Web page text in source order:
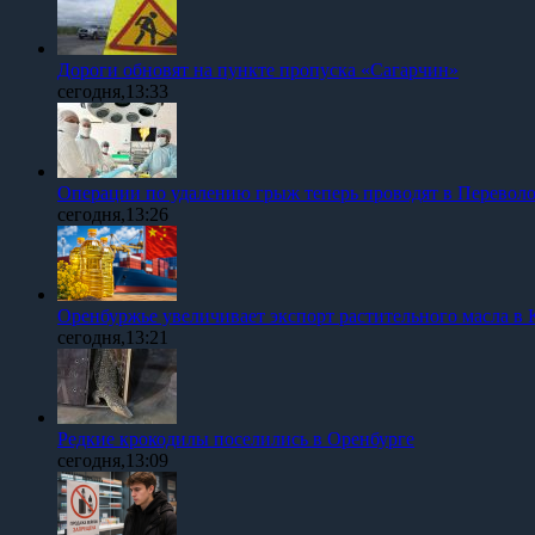
Дороги обновят на пункте пропуска «Сагарчин»
сегодня,13:33
Операции по удалению грыж теперь проводят в
сегодня,13:26
Оренбуржье увеличивает экспорт растительного масла в
сегодня,13:21
Редкие крокодилы поселились в Оренбурге
сегодня,13:09